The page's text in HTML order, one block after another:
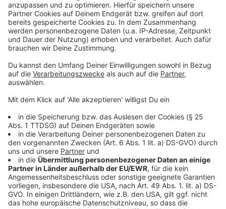
kann fundierte Entscheidungen für deine Zukunft
treffen. Aber auch diejenigen, die bereits konkrete
Vorstellungen haben, profitieren von der Chance, erste
berufliche Kontakte zu knüpfen und praktische
Erfahrungen zu sammeln.
Anzeige
©picture alliance/dpa | Patrick Pleul
Interessierte für Praktika in NRW können über ein
neues Onlineportal schnell und ohne Aufwand bei der
Bewerbung verschiedene Branchen kennenlernen.
(Symbolbild)
Anzeige